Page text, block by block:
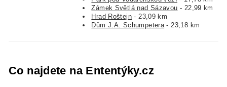
Zámek Světlá nad Sázavou - 22,99 km
Hrad Roštejn - 23,09 km
Dům J.A. Schumpetera - 23,18 km
Co najdete na Ententýky.cz